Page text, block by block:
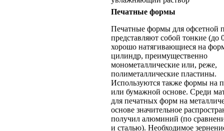
Печатные формы
Печатные формы для офсетной
представляют собой тонкие (до
хорошо натягивающиеся на
цилиндр, преимущественно
монометаллические или, реже,
полиметаллические пластины.
Используются также формы на
или бумажной основе. Среди
для печатных форм на
основе значительное
получил алюминий (по
и сталью). Необходимое